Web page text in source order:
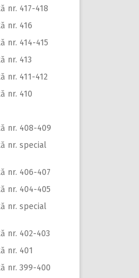
nr. 417-418
nr. 416
nr. 414-415
nr. 413
nr. 411-412
nr. 410
nr. 408-409
nr. special
nr. 406-407
nr. 404-405
nr. special
nr. 402-403
nr. 401
nr. 399-400